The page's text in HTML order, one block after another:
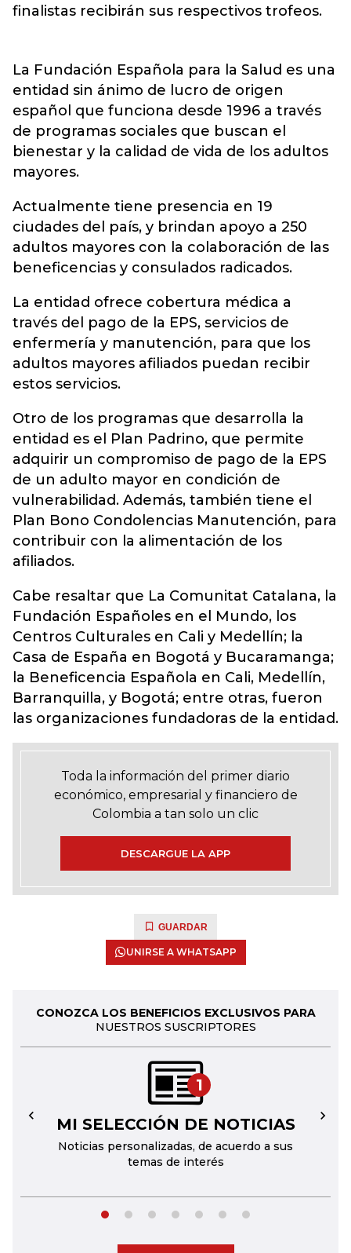
finalistas recibirán sus respectivos trofeos.
La Fundación Española para la Salud es una
entidad sin ánimo de lucro de origen
español que funciona desde 1996 a través
de programas sociales que buscan el
bienestar y la calidad de vida de los adultos
mayores.
Actualmente tiene presencia en 19
ciudades del país, y brindan apoyo a 250
adultos mayores con la colaboración de las
beneficencias y consulados radicados.
La entidad ofrece cobertura médica a
través del pago de la EPS, servicios de
enfermería y manutención, para que los
adultos mayores afiliados puedan recibir
estos servicios.
Otro de los programas que desarrolla la
entidad es el Plan Padrino, que permite
adquirir un compromiso de pago de la EPS
de un adulto mayor en condición de
vulnerabilidad. Además, también tiene el
Plan Bono Condolencias Manutención, para
contribuir con la alimentación de los
afiliados.
Cabe resaltar que La Comunitat Catalana, la
Fundación Españoles en el Mundo, los
Centros Culturales en Cali y Medellín; la
Casa de España en Bogotá y Bucaramanga;
la Beneficencia Española en Cali, Medellín,
Barranquilla, y Bogotá; entre otras, fueron
las organizaciones fundadoras de la entidad.
Toda la información del primer diario
económico, empresarial y financiero de
Colombia a tan solo un clic
DESCARGUE LA APP
GUARDAR
UNIRSE A WHATSAPP
CONOZCA LOS BENEFICIOS EXCLUSIVOS PARA
NUESTROS SUSCRIPTORES
1
MI SELECCIÓN DE NOTICIAS
Noticias personalizadas, de acuerdo a sus
temas de interés
← →